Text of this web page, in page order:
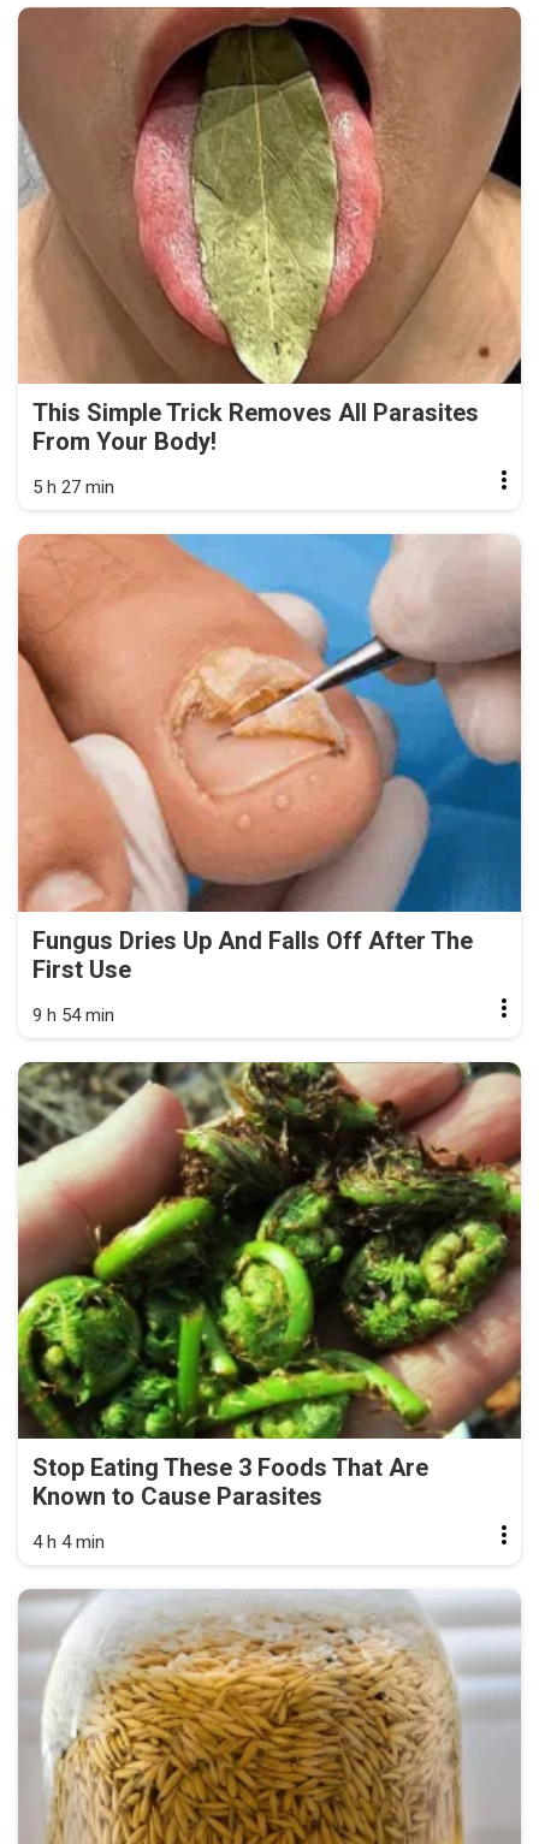
This Simple Trick Removes All Parasites
From Your Body!
5 h 27 min
Fungus Dries Up And Falls Off After The
First Use
9 h 54 min
Stop Eating These 3 Foods That Are
Known to Cause Parasites
4 h 4 min